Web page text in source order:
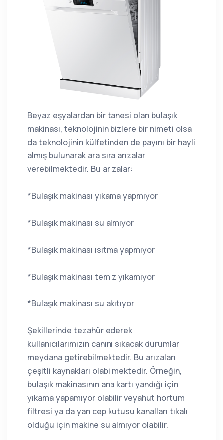
Beyaz eşyalardan bir tanesi olan bulaşık
makinası, teknolojinin bizlere bir nimeti olsa
da teknolojinin külfetinden de payını bir hayli
almış bulunarak ara sıra arızalar
verebilmektedir. Bu arızalar:
*Bulaşık makinası yıkama yapmıyor
*Bulaşık makinası su almıyor
*Bulaşık makinası ısıtma yapmıyor
*Bulaşık makinası temiz yıkamıyor
*Bulaşık makinası su akıtıyor
Şekillerinde tezahür ederek
kullanıcılarımızın canını sıkacak durumlar
meydana getirebilmektedir. Bu arızaları
çeşitli kaynakları olabilmektedir. Örneğin,
bulaşık makinasının ana kartı yandığı için
yıkama yapamıyor olabilir veyahut hortum
filtresi ya da yan cep kutusu kanalları tıkalı
olduğu için makine su almıyor olabilir.